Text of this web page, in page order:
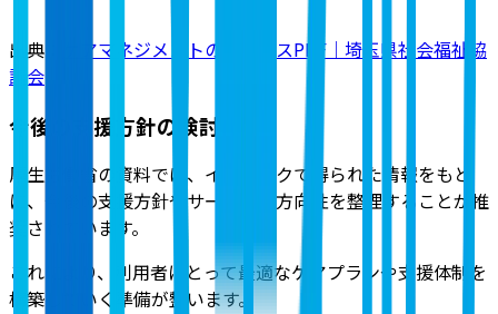
出典：
ケアマネジメントのプロセスPDF｜埼玉県社会福祉協
議会
今後の支援方針の検討
厚生労働省の資料では、インテークで得られた情報をもと
に、今後の支援方針やサービスの方向性を整理することが推
奨されています。
これにより、利用者にとって最適なケアプランや支援体制を
構築していく準備が整います。